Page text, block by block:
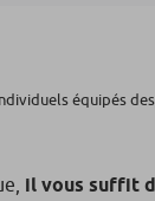
équipés
il vous suffit